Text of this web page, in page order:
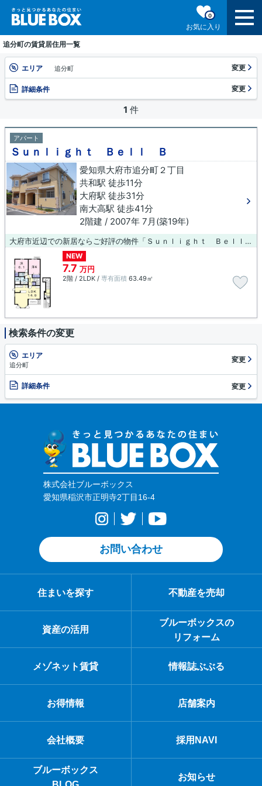
お気に入り
0
追分町の賃貸居住用一覧
エリア 追分町 変更
詳細条件 変更
1 件
アパート
Ｓｕｎｌｉｇｈｔ Ｂｅｌｌ Ｂ
愛知県大府市追分町２丁目
共和駅 徒歩11分
大府駅 徒歩31分
南大高駅 徒歩41分
2階建 / 2007年 7月(築19年)
大府市近辺での新居ならご好評の物件「Ｓｕｎｌｉｇｈｔ Ｂｅｌｌ Ｂ」はいかがでしょうか。アパートタイプのお部屋です。駅まで徒歩12分と、立地が魅力的な物件です。お部屋にも運命の出会いというものがあります。大府市エリアや共和付近の不動産物件なら、当社でお探しください。
NEW
7.7 万円
2階 / 2LDK / 専有面積 63.49㎡
検索条件の変更
エリア
追分町
変更
詳細条件 変更
株式会社ブルーボックス
愛知県稲沢市正明寺2丁目16-4
お問い合わせ
住まいを探す 不動産を売却
資産の活用
ブルーボックスの
リフォーム
メゾネット賃貸 情報誌ぶぶる
お得情報 店舗案内
会社概要 採用NAVI
ブルーボックス
お知らせ